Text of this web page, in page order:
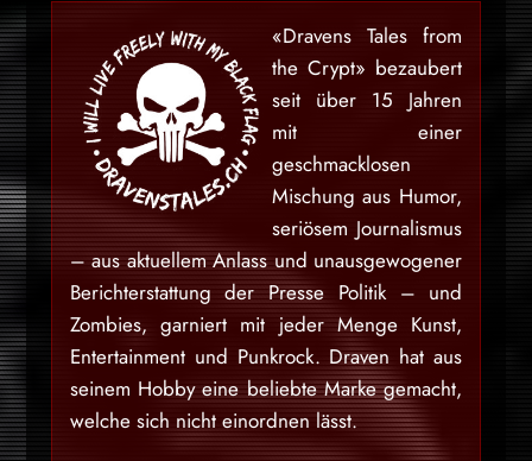
«Dravens Tales from
the Crypt» bezaubert
seit über 15 Jahren
mit einer
geschmacklosen
Mischung aus Humor,
seriösem Journalismus
– aus aktuellem Anlass und unausgewogener
Berichterstattung der Presse Politik – und
Zombies, garniert mit jeder Menge Kunst,
Entertainment und Punkrock. Draven hat aus
seinem Hobby eine beliebte Marke gemacht,
welche sich nicht einordnen lässt.